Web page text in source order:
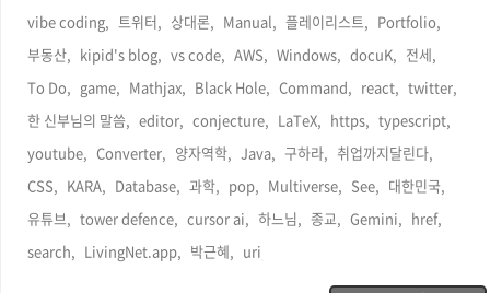
vibe coding,
트위터, 상대론, Manual, 플레이리스트,
Portfolio,
부동산,
kipid's blog, vs code, AWS, Windows, docuK,
전세,
To Do,
game, Mathjax, Black Hole, Command, react,
twitter,
한 신부님의 말씀,
editor, conjecture, LaTeX, https,
typescript,
youtube,
Converter, 양자역학, Java, 구하라,
취업까지달린다,
CSS,
KARA, Database, 과학, pop, Multiverse, See,
대한민국,
유튜브,
tower defence, cursor ai, 하느님, 종교, Gemini,
href,
search,
LivingNet.app, 박근혜, uri,